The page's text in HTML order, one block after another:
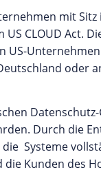
mit
CLOUD Act.
US-
oder
Durch die
Systeme
Kunden des